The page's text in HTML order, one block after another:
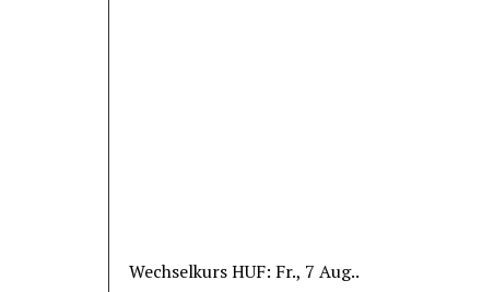
WechselkursHUF: Fr., 7 Aug..